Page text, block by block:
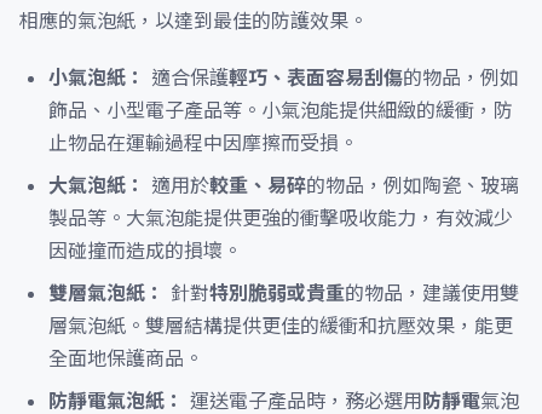
相應的氣泡紙，以達到最佳的防護效果。
小氣泡紙： 適合保護輕巧、表面容易刮傷的物品，例如
飾品、小型電子產品等。小氣泡能提供細緻的緩衝，防
止物品在運輸過程中因摩擦而受損。
大氣泡紙：
適用於較重、易碎的物品，例如陶瓷、玻璃
製品等。大氣泡能提供更強的衝擊吸收能力，有效減少
因碰撞而造成的損壞。
雙層氣泡紙：
針對特別脆弱或貴重的物品，建議使用雙
層氣泡紙。雙層結構提供更佳的緩衝和抗壓效果，能更
全面地保護商品。
防靜電氣泡紙： 運送電子產品時，務必選用 防靜電氣泡